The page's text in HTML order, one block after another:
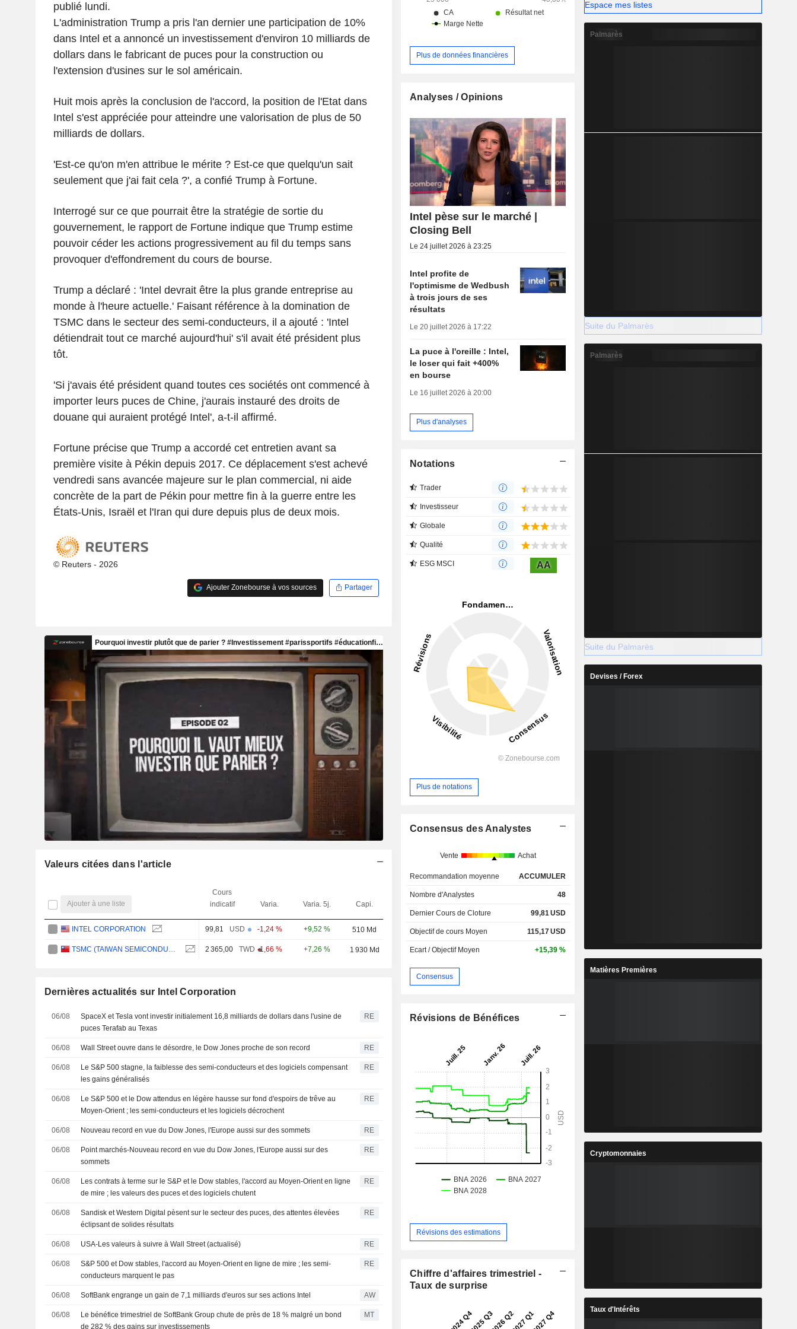
publié lundi.
L'administration Trump a pris l'an dernier une participation de 10%
dans Intel et a annoncé un investissement d'environ 10 milliards de
dollars dans le fabricant de puces pour la construction ou
l'extension d'usines sur le sol américain.
Huit mois après la conclusion de l'accord, la position de l'Etat dans
Intel s'est appréciée pour atteindre une valorisation de plus de 50
milliards de dollars.
'Est-ce qu'on m'en attribue le mérite ? Est-ce que quelqu'un sait
seulement que j'ai fait cela ?', a confié Trump à Fortune.
Interrogé sur ce que pourrait être la stratégie de sortie du
gouvernement, le rapport de Fortune indique que Trump estime
pouvoir céder les actions progressivement au fil du temps sans
provoquer d'effondrement du cours de bourse.
Trump a déclaré : 'Intel devrait être la plus grande entreprise au
monde à l'heure actuelle.' Faisant référence à la domination de
TSMC dans le secteur des semi-conducteurs, il a ajouté : 'Intel
détiendrait tout ce marché aujourd'hui' s'il avait été président plus
tôt.
'Si j'avais été président quand toutes ces sociétés ont commencé à
importer leurs puces de Chine, j'aurais instauré des droits de
douane qui auraient protégé Intel', a-t-il affirmé.
Fortune précise que Trump a accordé cet entretien avant sa
première visite à Pékin depuis 2017. Ce déplacement s'est achevé
vendredi sans avancée majeure sur le plan commercial, ni aide
concrète de la part de Pékin pour mettre fin à la guerre entre les
États-Unis, Israël et l'Iran qui dure depuis plus de deux mois.
© Reuters - 2026
Ajouter Zonebourse à vos sources Partager
Valeurs citées dans l'article
Ajouter à une liste
Cours
indicatif
Varia. Varia. 5j. Capi.
INTEL CORPORATION 99,81 USD -1,24 % +9,52 % 510 Md
2 365,00 TWD -1,66 % +7,26 % 1 930 Md
Dernières actualités sur Intel Corporation
06/08
SpaceX et Tesla vont investir initialement 16,8 milliards de dollars dans l'usine de
puces Terafab au Texas
RE
06/08 Wall Street ouvre dans le désordre, le Dow Jones proche de son record RE
06/08
Le S&P 500 stagne, la faiblesse des semi-conducteurs et des logiciels compensant
les gains généralisés
RE
06/08
Le S&P 500 et le Dow attendus en légère hausse sur fond d'espoirs de trêve au
Moyen-Orient ; les semi-conducteurs et les logiciels décrochent
RE
06/08 Nouveau record en vue du Dow Jones, l'Europe aussi sur des sommets RE
06/08
Point marchés-Nouveau record en vue du Dow Jones, l'Europe aussi sur des
sommets
RE
06/08
Les contrats à terme sur le S&P et le Dow stables, l'accord au Moyen-Orient en ligne
de mire ; les valeurs des puces et des logiciels chutent
RE
06/08
Sandisk et Western Digital pèsent sur le secteur des puces, des attentes élevées
éclipsant de solides résultats
RE
06/08 USA-Les valeurs à suivre à Wall Street (actualisé) RE
06/08
S&P 500 et Dow stables, l'accord au Moyen-Orient en ligne de mire ; les semi-
conducteurs marquent le pas
RE
06/08 SoftBank engrange un gain de 7,1 milliards d'euros sur ses actions Intel AW
06/08
Le bénéfice trimestriel de SoftBank Group chute de près de 18 % malgré un bond
de 282 % des gains sur investissements
MT
Plus de données financières
Analyses / Opinions
Intel pèse sur le marché |
Closing Bell
Le 24 juillet 2026 à 23:25
Intel profite de
l'optimisme de Wedbush
à trois jours de ses
résultats
Le 20 juillet 2026 à 17:22
La puce à l'oreille : Intel,
le loser qui fait +400%
en bourse
Le 16 juillet 2026 à 20:00
Plus d'analyses
Notations
Trader
Investisseur
Globale
Qualité
ESG MSCI AA
Plus de notations
Consensus des Analystes
Vente Achat
Recommandation moyenne ACCUMULER
Nombre d'Analystes 48
Dernier Cours de Cloture 99,81USD
Objectif de cours Moyen 115,17USD
Ecart / Objectif Moyen +15,39 %
Consensus
Révisions de Bénéfices
Révisions des estimations
Chiffre d'affaires trimestriel -
Taux de surprise
Espace mes listes
Palmarès
Suite du Palmarès
Palmarès
Suite du Palmarès
Devises / Forex
Matières Premières
Cryptomonnaies
Taux d'Intérêts